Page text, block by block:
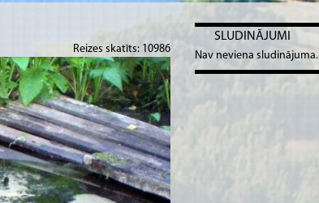
Reizes skatīts: 10986
SLUDINĀJUMI
Nav neviena sludinājuma.